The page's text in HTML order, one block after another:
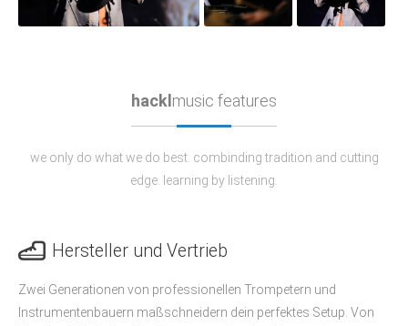
hacklmusic features
we only do what we do best. combinding tradition and cutting
edge. learning by listening.
Hersteller und Vertrieb
Zwei Generationen von professionellen Trompetern und
Instrumentenbauern maßschneidern dein perfektes Setup. Von